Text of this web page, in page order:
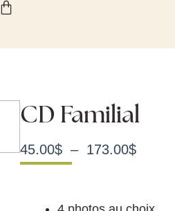
Panier
CD Familial
45.00$ – 173.00$Plage